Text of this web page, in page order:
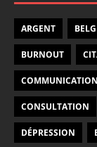
ARGENT
BURNOUT
COMMUNICATION
CONSULTATION
DÉPRESSION